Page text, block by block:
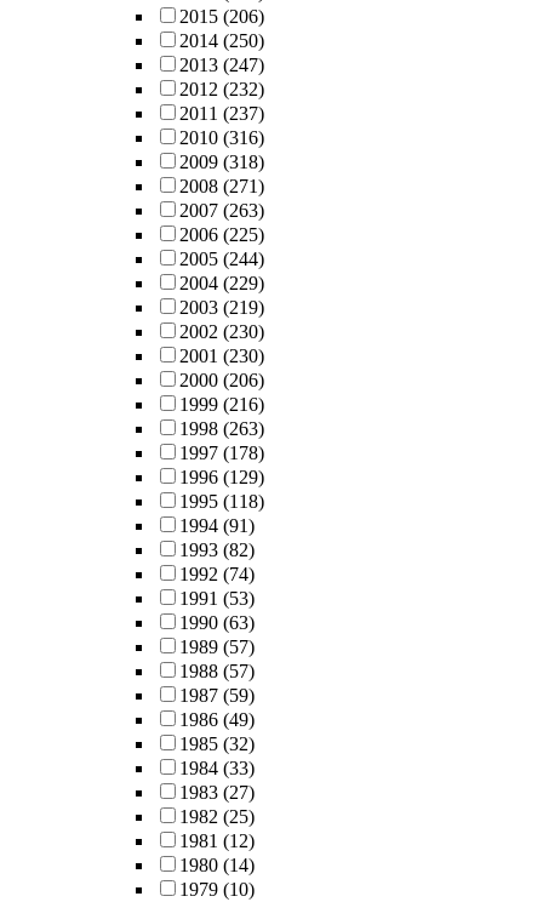
2015 (206)
2014 (250)
2013 (247)
2012 (232)
2011 (237)
2010 (316)
2009 (318)
2008 (271)
2007 (263)
2006 (225)
2005 (244)
2004 (229)
2003 (219)
2002 (230)
2001 (230)
2000 (206)
1999 (216)
1998 (263)
1997 (178)
1996 (129)
1995 (118)
1994 (91)
1993 (82)
1992 (74)
1991 (53)
1990 (63)
1989 (57)
1988 (57)
1987 (59)
1986 (49)
1985 (32)
1984 (33)
1983 (27)
1982 (25)
1981 (12)
1980 (14)
1979 (10)